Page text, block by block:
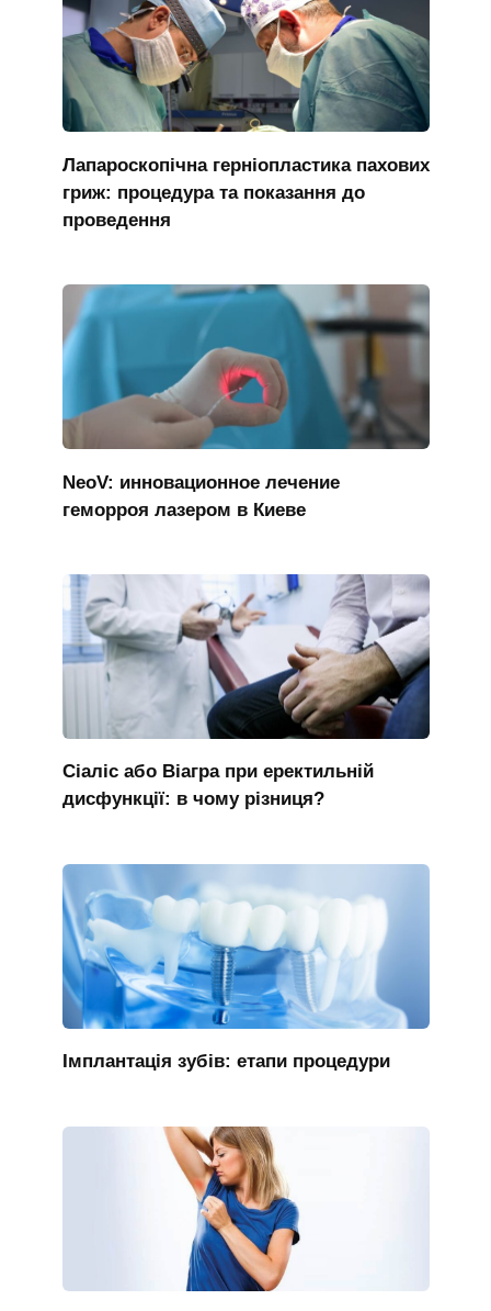
Лапароскопічна герніопластика пахових
гриж: процедура та показання до
проведення
NeoV: инновационное лечение
геморроя лазером в Киеве
Сіаліс або Віагра при еректильній
дисфункції: в чому різниця?
Імплантація зубів: етапи процедури